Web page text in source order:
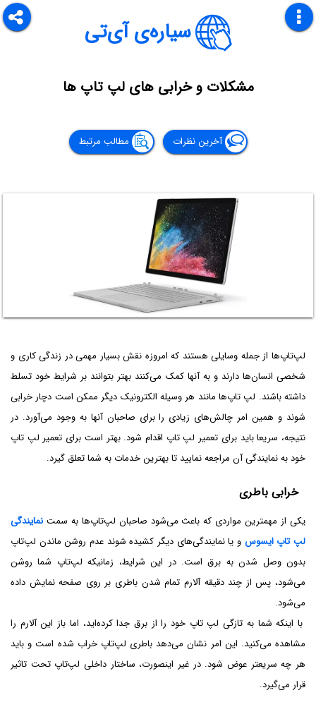
سیاره‌ی آی‌تی
مشکلات و خرابی های لپ تاپ ها
آخرین نظرات مطالب مرتبط
لپ‌تاپ‌ها از جمله وسایلی هستند که امروزه نقش بسیار مهمی در زندگی کاری و
شخصی انسان‌ها دارند و به آنها کمک می‌کنند بهتر بتوانند بر شرایط خود تسلط
داشته باشند. لپ تاپ‌ها مانند هر وسیله الکترونیک دیگر ممکن است دچار خرابی
شوند و همین امر چالش‌های زیادی را برای صاحبان آنها به وجود می‌آورد. در
نتیجه، سریعا باید برای تعمیر لپ تاپ اقدام شود. بهتر است برای تعمیر لپ تاپ
خود به نمایندگی آن مراجعه نمایید تا بهترین خدمات به شما تعلق گیرد.
خرابی باطری
یکی از مهمترین مواردی که باعث می‌شود صاحبان لپ‌تاپ‌ها به سمت نمایندگی
لپ تاپ ایسوس و یا نمایندگی‌های دیگر کشیده شوند عدم روشن ماندن لپ‌تاپ
بدون وصل شدن به برق است. در این شرایط، زمانیکه لپ‌تاپ‌ شما روشن
می‌شود، پس از چند دقیقه آلارم تمام شدن باطری بر روی صفحه نمایش داده
می‌شود.
با اینکه شما به تازگی لپ تاپ خود را از برق جدا کرده‌اید، اما باز این آلارم را
مشاهده می‌کنید. این امر نشان می‌دهد باطری لپ‌تاپ خراب شده است و باید
هر چه سریعتر عوض شود. در غیر اینصورت، ساختار داخلی لپ‌تاپ تحت تاثیر
قرار می‌گیرد.